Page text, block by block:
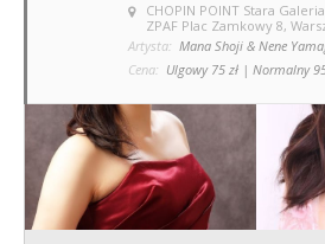
CHOPIN POINT Stara
ZPAF Plac Zamkowy 8,
Artysta: Mana Shoji & Nene
Cena: Ulgowy 75 zł | Normalny